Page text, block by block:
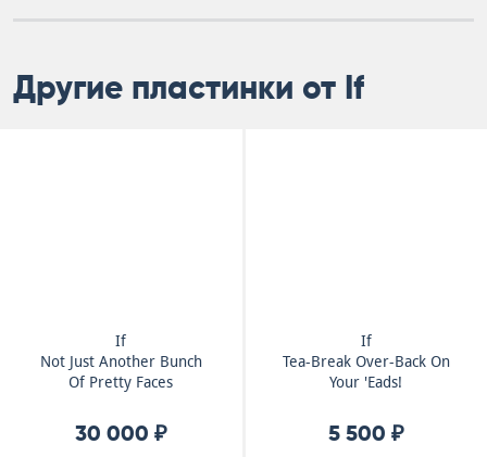
Другие пластинки от If
If
Not Just Another Bunch
Of Pretty Faces
30 000 ₽
If
Tea-Break Over-Back On
Your 'Eads!
5 500 ₽